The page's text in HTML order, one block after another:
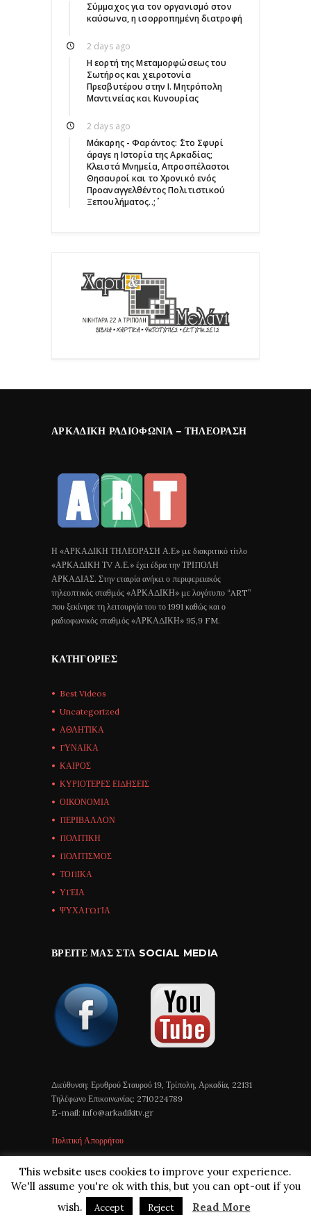
Σύμμαχος για τον οργανισμό στον
καύσωνα, η ισορροπημένη διατροφή
2 days ago
Η εορτή της Μεταμορφώσεως του
Σωτήρος και χειροτονία
Πρεσβυτέρου στην Ι. Μητρόπολη
Μαντινείας και Κυνουρίας
2 days ago
Μάκαρης - Φαράντος: ΄΄Στο Σφυρί
άραγε η Ιστορία της Αρκαδίας;
Κλειστά Μνημεία, Απροσπέλαστοι
Θησαυροί και το Χρονικό ενός
Προαναγγελθέντος Πολιτιστικού
Ξεπουλήματος..;΄΄
ΑΡΚΑΔΙΚΉ ΡΑΔΙΟΦΩΝΊΑ – ΤΗΛΕΌΡΑΣΗ
Η «ΑΡΚΑΔΙΚΗ ΤΗΛΕΟΡΑΣΗ Α.Ε» με διακριτικό τίτλο
«ΑΡΚΑΔΙΚΗ ΤV Α.Ε.» έχει έδρα την ΤΡΙΠΟΛΗ
ΑΡΚΑΔΙΑΣ. Στην εταιρία ανήκει ο περιφερειακός
τηλεοπτικός σταθμός «ΑΡΚΑΔΙΚΗ» με λογότυπο “ART”
που ξεκίνησε τη λειτουργία του το 1991 καθώς και ο
ραδιοφωνικός σταθμός «ΑΡΚΑΔΙΚΗ» 95,9 FM.
ΚΑΤΗΓΟΡΊΕΣ
Best Videos
Uncategorized
ΑΘΛΗΤΙΚΑ
ΓΥΝΑΙΚΑ
ΚΑΙΡΟΣ
ΚΥΡΙΟΤΕΡΕΣ ΕΙΔΗΣΕΙΣ
ΟΙΚΟΝΟΜΙΑ
ΠΕΡΙΒΑΛΛΟΝ
ΠΟΛΙΤΙΚΗ
ΠΟΛΙΤΙΣΜΟΣ
ΤΟΠΙΚΑ
ΥΓΕΙΑ
ΨΥΧΑΓΩΓΙΑ
ΒΡΕΊΤΕ ΜΑΣ ΣΤΑ SOCIAL MEDIA
Διεύθυνση: Ερυθρού Σταυρού 19, Τρίπολη, Αρκαδία, 22131
Τηλέφωνο Επικοινωνίας: 2710224789
E-mail: info@arkadikitv.gr
Πολιτική Απορρήτου
Arkadiki TV © 2018 All Rights Reserved
This website uses cookies to improve your experience.
We'll assume you're ok with this, but you can opt-out if you
wish.
Accept Reject Read More